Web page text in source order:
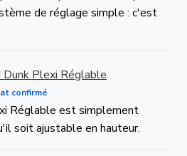
de réglage simple : c'est
Dunk Plexi Réglable
confirmé
Réglable est simplement
soit ajustable en hauteur.